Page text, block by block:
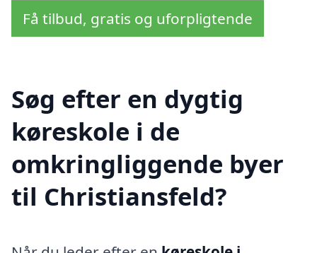
Få tilbud, gratis og uforpligtende
Søg efter en dygtig
køreskole i de
omkringliggende byer
til Christiansfeld?